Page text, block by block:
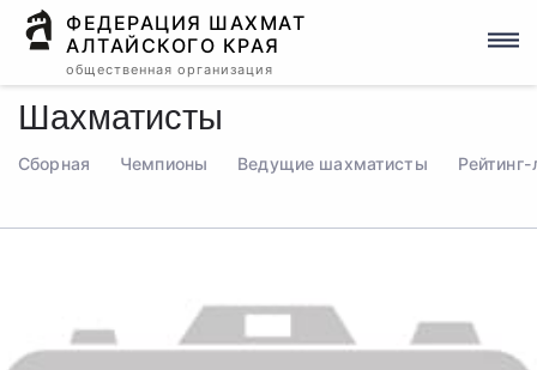
ФЕДЕРАЦИЯ ШАХМАТ
АЛТАЙСКОГО КРАЯ
общественная организация
Шахматисты
Сборная Чемпионы Ведущие шахматисты Рейтинг-